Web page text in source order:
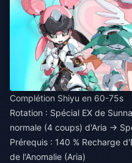
Complétion Shiyu en 60-75s
Rotation : Spécial EX de
normale (4 coups) d'Aria →
Prérequis : 140 % Recharge
de l'Anomalie (Aria)